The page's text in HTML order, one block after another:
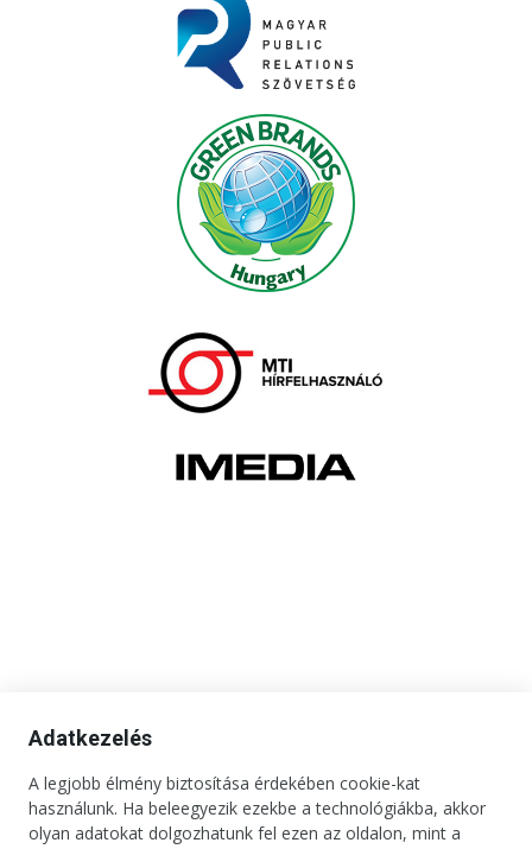
Adatkezelés
A legjobb élmény biztosítása érdekében cookie-kat
használunk. Ha beleegyezik ezekbe a technológiákba, akkor
olyan adatokat dolgozhatunk fel ezen az oldalon, mint a